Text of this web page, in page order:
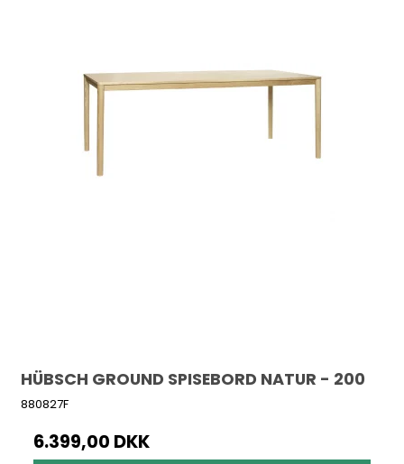
HÜBSCH GROUND SPISEBORD NATUR - 200
880827F
6.399,00 DKK